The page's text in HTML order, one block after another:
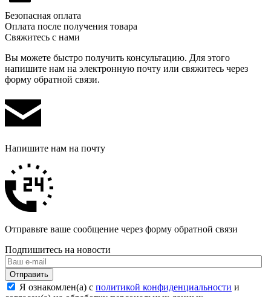
Безопасная оплата
Оплата после получения товара
Свяжитесь с нами
Вы можете быстро получить консультацию. Для этого
напишите нам на электронную почту или свяжитесь через
форму обратной связи.
Напишите нам на почту
Отправьте ваше сообщение через форму обратной связи
Подпишитесь на новости
Отправить
Я ознакомлен(а) с политикой конфиденциальности и